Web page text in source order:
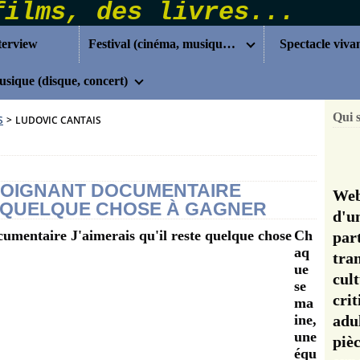
Festival (cinéma, musique...) Spectacle
(disque, concert)
> LUDOVIC CANTAIS
DOCUMENTAIRE
CHOSE À GAGNER
Ch
aq
ue
se
ma
ine,
une
équ
Qui